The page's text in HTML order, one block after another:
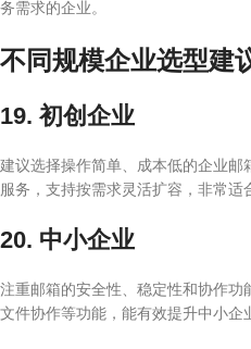
务需求的企业。
不同规模企业选型建
19. 初创企业
建议选择操作简单、成本低的企业邮
服务，支持按需求灵活扩容，非常适
20. 中小企业
注重邮箱的安全性、稳定性和协作功
文件协作等功能，能有效提升中小企